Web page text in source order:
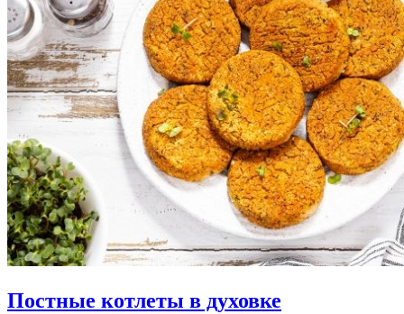
Постные котлеты в духовке